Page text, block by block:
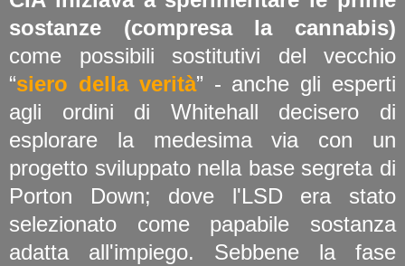
sostanze (compresa la cannabis)
come possibili sostitutivi del vecchio
“siero della verità” - anche gli esperti
agli ordini di Whitehall decisero di
esplorare la medesima via con un
progetto sviluppato nella base segreta di
Porton Down; dove l'LSD era stato
selezionato come papabile sostanza
adatta all'impiego. Sebbene la fase